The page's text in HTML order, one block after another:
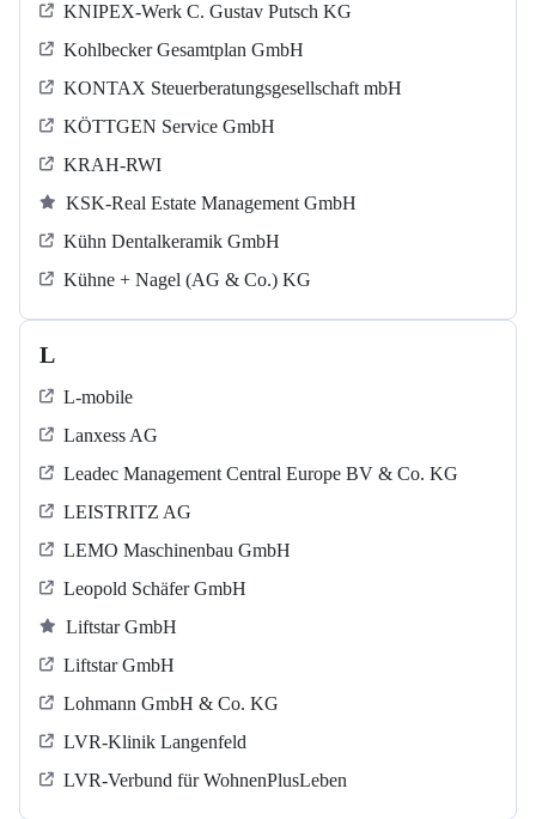
KNIPEX-Werk C. Gustav Putsch KG
Kohlbecker Gesamtplan GmbH
KONTAX Steuerberatungsgesellschaft mbH
KÖTTGEN Service GmbH
KRAH-RWI
KSK-Real Estate Management GmbH
Kühn Dentalkeramik GmbH
Kühne + Nagel (AG & Co.) KG
L
L-mobile
Lanxess AG
Leadec Management Central Europe BV & Co. KG
LEISTRITZ AG
LEMO Maschinenbau GmbH
Leopold Schäfer GmbH
Liftstar GmbH
Liftstar GmbH
Lohmann GmbH & Co. KG
LVR-Klinik Langenfeld
LVR-Verbund für WohnenPlusLeben